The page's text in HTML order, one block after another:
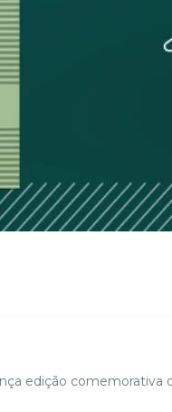
edição comemorativa